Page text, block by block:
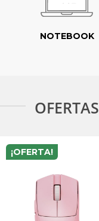
NOTEBOOK
OFERTAS
¡OFERTA!